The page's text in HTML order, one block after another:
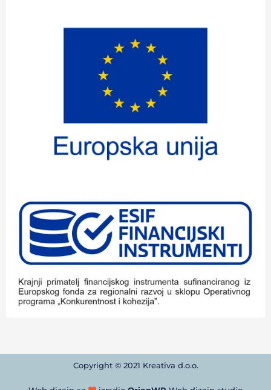
Copyright © 2021 Kreativa d.o.o.